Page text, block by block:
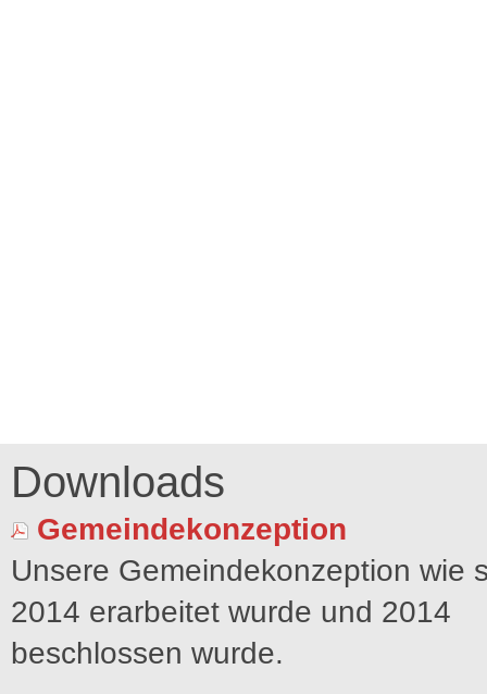
Downloads
Gemeindekonzeption
Unsere Gemeindekonzeption wie
2014 erarbeitet wurde und 2014
beschlossen wurde.